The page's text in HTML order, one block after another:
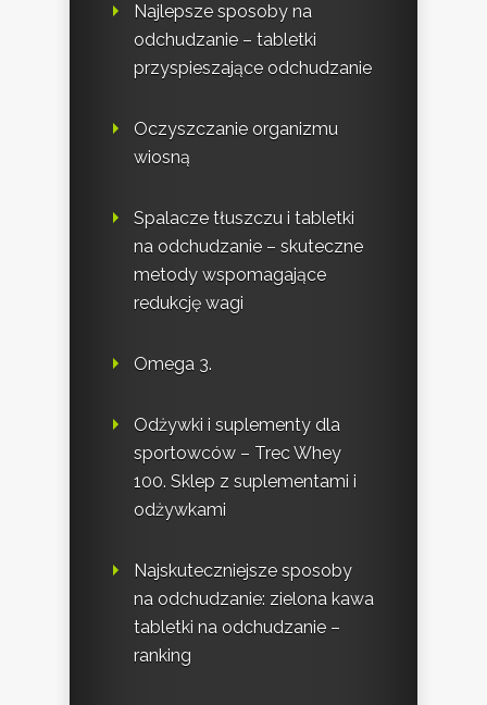
Najlepsze sposoby na
odchudzanie – tabletki
przyspieszające odchudzanie
Oczyszczanie organizmu
wiosną
Spalacze tłuszczu i tabletki
na odchudzanie – skuteczne
metody wspomagające
redukcję wagi
Omega 3.
Odżywki i suplementy dla
sportowców – Trec Whey
100. Sklep z suplementami i
odżywkami
Najskuteczniejsze sposoby
na odchudzanie: zielona kawa
tabletki na odchudzanie –
ranking